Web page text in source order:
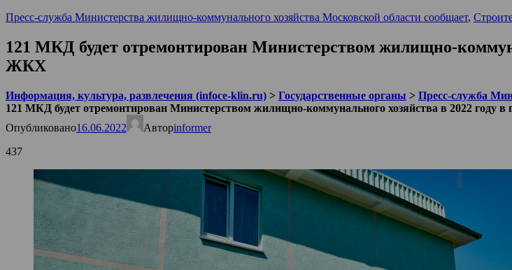
Пресс-служба Министерства жилищно-коммунального хозяйства Московской области сообщает,
121 МКД будет отремонтирован Министерством жилищно-
ЖКХ
Информация, культура, развлечения (infoce-klin.ru) > Государственные органы > Пресс-служба
121 МКД будет отремонтирован Министерством жилищно-коммунального хозяйства в 2022
Опубликовано16.06.2022 Авторinformer
437